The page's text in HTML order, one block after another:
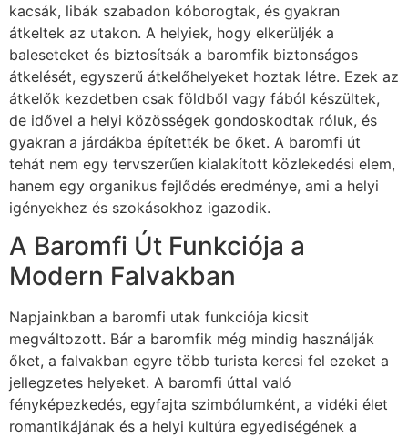
kacsák, libák szabadon kóborogtak, és gyakran
átkeltek az utakon. A helyiek, hogy elkerüljék a
baleseteket és biztosítsák a baromfik biztonságos
átkelését, egyszerű átkelőhelyeket hoztak létre. Ezek az
átkelők kezdetben csak földből vagy fából készültek,
de idővel a helyi közösségek gondoskodtak róluk, és
gyakran a járdákba építették be őket. A baromfi út
tehát nem egy tervszerűen kialakított közlekedési elem,
hanem egy organikus fejlődés eredménye, ami a helyi
igényekhez és szokásokhoz igazodik.
A Baromfi Út Funkciója a
Modern Falvakban
Napjainkban a baromfi utak funkciója kicsit
megváltozott. Bár a baromfik még mindig használják
őket, a falvakban egyre több turista keresi fel ezeket a
jellegzetes helyeket. A baromfi úttal való
fényképezkedés, egyfajta szimbólumként, a vidéki élet
romantikájának és a helyi kultúra egyediségének a